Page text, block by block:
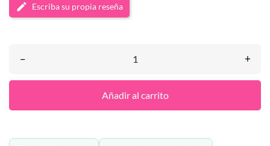
Escriba su propia reseña
– +
Añadir al carrito